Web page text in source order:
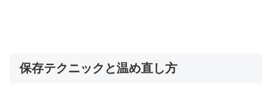
保存テクニックと温め直し方